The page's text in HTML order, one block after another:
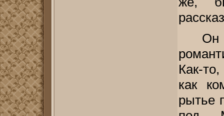
Он
Как-
как
рытье